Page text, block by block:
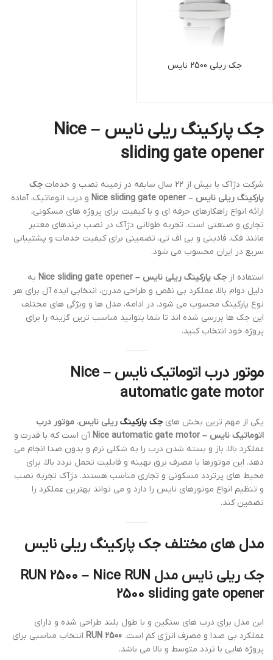
جک ریلی 2500 نایس
جک پارکینگ ریلی نایس – Nice
sliding gate opener
شرکت دژآک با بیش از 22 سال سابقه در زمینه نصب و خدمات
جک
پارکینگ ریلی نایس – Nice sliding gate opener
و درب اتوماتیک، آماده
ارائه انواع راهکارهای حرفه ای و با کیفیت برای پروژه های مسکونی،
تجاری و صنعتی است. تجربه طولانی دژآک در نصب برندهای معتبر
مانند فک، فادینی و بی اف تی، تضمینی برای کیفیت خدمات و پشتیبانی
سریع در ایران محسوب می شود.
استفاده از جک پارکینگ ریلی نایس – Nice sliding gate opener
به
دلیل دوام بالا، عملکرد بی نقص و طراحی مدرن، انتخابی ایده آل برای هر
نوع پارکینگ محسوب می شود. در ادامه، مدل ها و ویژگی های مختلف
این جک ها بررسی شده اند تا شما بتوانید مناسب ترین گزینه را برای
پروژه خود انتخاب کنید.
موتور درب اتوماتیک نایس – Nice
automatic gate motor
یکی از مهم ترین بخش های جک پارکینگ ریلی نایس، موتور درب
اتوماتیک نایس – Nice automatic gate motor
آن است که با قدرت و
عملکرد بالا، باز و بسته شدن درب را به شکلی نرم و بدون صدا انجام می
دهد. این موتورها با مصرف برق بهینه و قابلیت تحمل تردد بالا، برای
محیط های پرتردد مسکونی و تجاری مناسب هستند. دژآک تجربه نصب
و تنظیم انواع موتورهای نایس را دارد و می تواند بهترین عملکرد را
تضمین کند.
مدل های مختلف جک پارکینگ ریلی نایس
جک ریلی نایس مدل RUN 2500 – Nice RUN
2500 sliding gate opener
این مدل برای درب های سنگین و با طول بلند طراحی شده و دارای
عملکرد بی صدا و مصرف انرژی کم است. RUN 2500 انتخاب مناسبی برای
پروژه هایی با تردد متوسط و بالا می باشد.